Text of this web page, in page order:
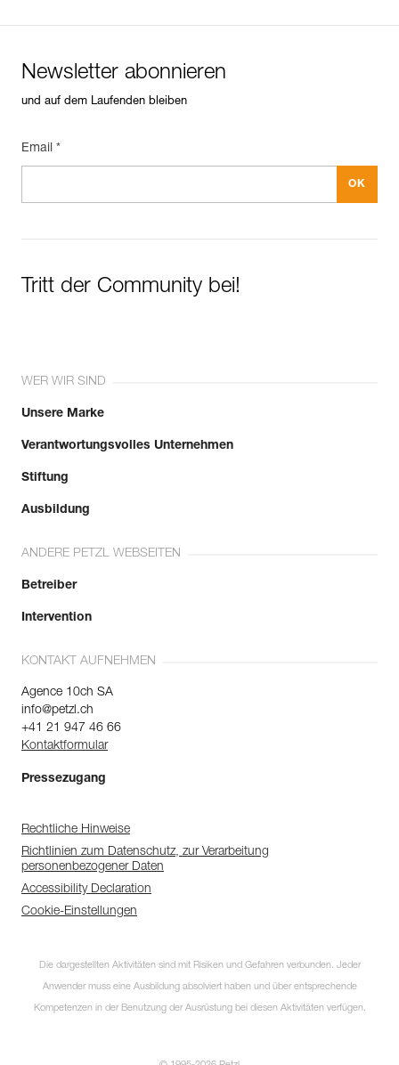
Newsletter abonnieren
und auf dem Laufenden bleiben
Email *
Tritt der Community bei!
WER WIR SIND
Unsere Marke
Verantwortungsvolles Unternehmen
Stiftung
Ausbildung
ANDERE PETZL WEBSEITEN
Betreiber
Intervention
KONTAKT AUFNEHMEN
Agence 10ch SA
info@petzl.ch
+41 21 947 46 66
Kontaktformular
Pressezugang
Rechtliche Hinweise
Richtlinien zum Datenschutz, zur Verarbeitung
personenbezogener Daten
Accessibility Declaration
Cookie-Einstellungen
Die dargestellten Aktivitäten sind mit Risiken und Gefahren verbunden. Jeder
Anwender muss eine Ausbildung absolviert haben und über entsprechende
Kompetenzen in der Benutzung der Ausrüstung bei diesen Aktivitäten verfügen.